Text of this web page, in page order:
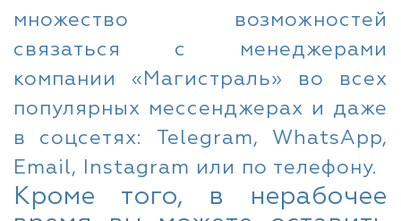
множество возможностей
связаться с менеджерами
компании «Магистраль» во всех
популярных мессенджерах и даже
в соцсетях: Telegram, WhatsApp,
Email, Instagram или по телефону.
Кроме того, в нерабочее